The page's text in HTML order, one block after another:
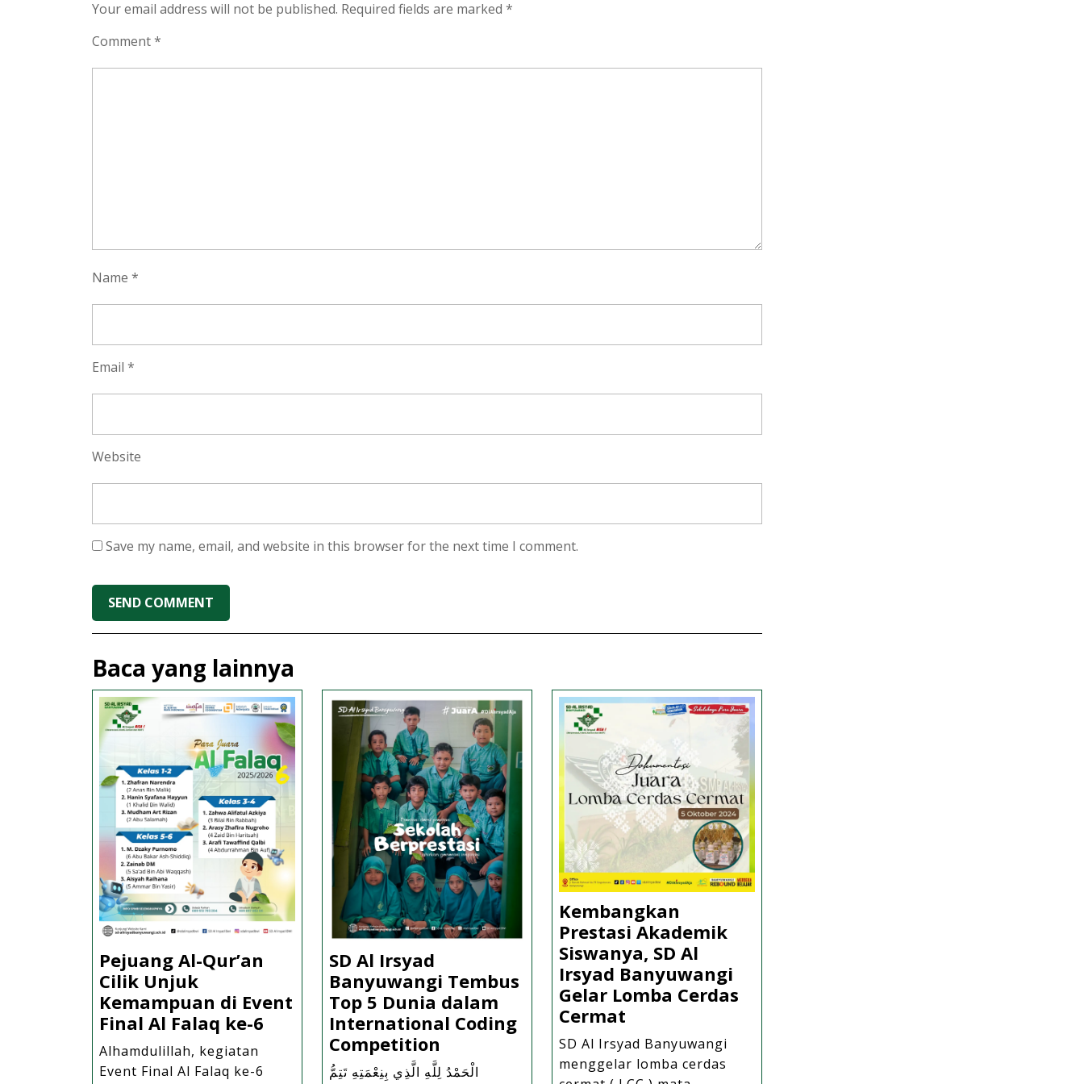
Your email address will not be published. Required fields are marked *
Comment*
Name *
Email *
Website
Save my name, email, and website in this browser for the next time I comment.
Baca yang lainnya
Pejuang Al-Qur’an
Cilik Unjuk
Kemampuan di Event
Final Al Falaq ke-6 Pejuang
Alhamdulillah, kegiatan
Event Final Al Falaq ke-6
SD Al Irsyad
Banyuwangi Tembus
Top 5 Dunia dalam
International Coding
Competition
Al
الْحَمْدُ لِلَّهِ الَّذِي بِنِعْمَتِهِ تَتِمُّ
Kembangkan
Prestasi Akademik
Siswanya, SD Al
Irsyad Banyuwangi
Gelar Lomba Cerdas
CermatKembangkan
Prestasi
Akademik
Siswanya,
SD Al Irsyad Banyuwangi
menggelar lomba cerdas